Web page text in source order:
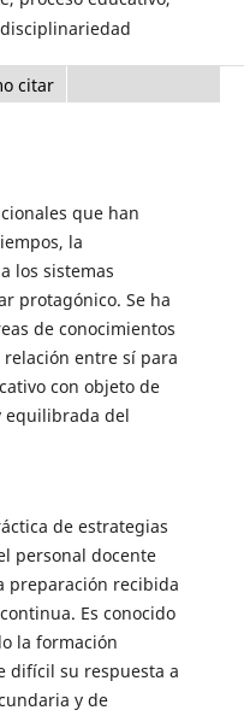
citar
que han
la
los sistemas
protagónico. Se ha
de conocimientos
entre sí para
con objeto de
equilibrada del
de estrategias
personal docente
preparación recibida
Es conocido
la formación
difícil su respuesta a
y de